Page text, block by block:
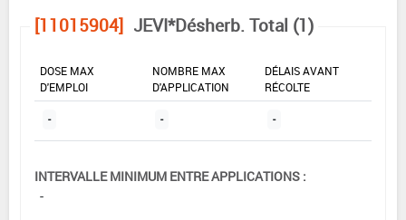
[11015904] JEVI*Désherb. Total (1)
DOSE MAX
D'EMPLOI
NOMBRE MAX
D'APPLICATION
DÉLAIS AVANT
RÉCOLTE
- - -
INTERVALLE MINIMUM ENTRE APPLICATIONS :
-